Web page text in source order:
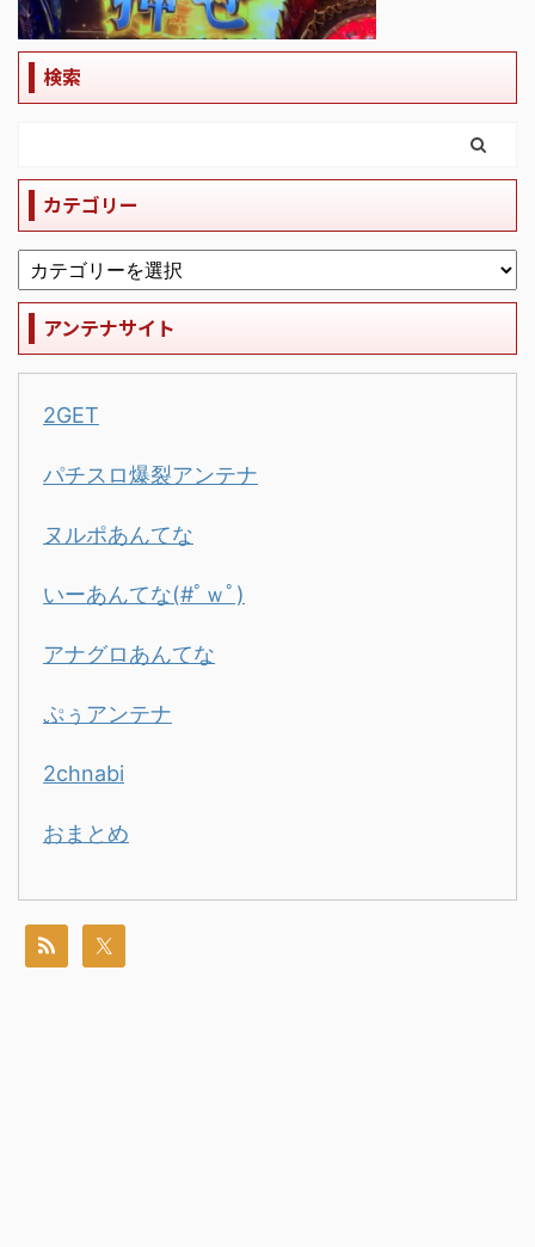
検索
カテゴリー
アンテナサイト
2GET
パチスロ爆裂アンテナ
ヌルポあんてな
いーあんてな(#ﾟｗﾟ)
アナグロあんてな
ぷぅアンテナ
2chnabi
おまとめ